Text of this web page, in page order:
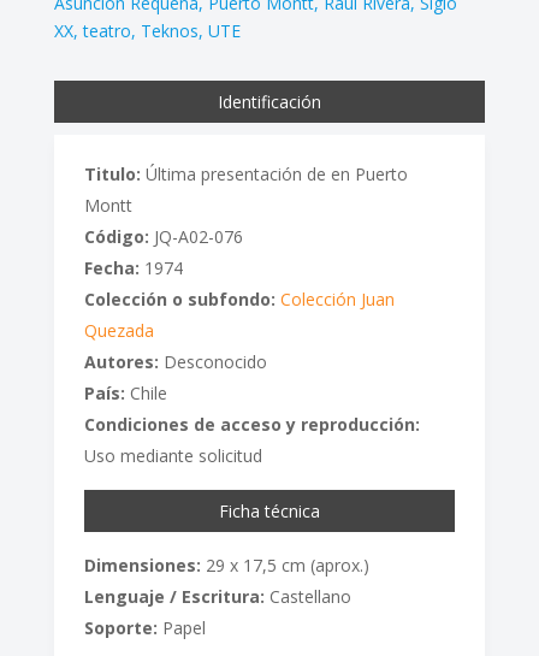
XX teatro Teknos UTE
Identificación
Titulo: Última presentación de en Puerto
Montt
Código: JQ-A02-076
Fecha: 1974
Colección o subfondo: Colección Juan
Quezada
Autores: Desconocido
País: Chile
Condiciones de acceso y reproducción:
Uso mediante solicitud
Ficha técnica
Dimensiones: 29 x 17,5 cm (aprox.)
Lenguaje / Escritura: Castellano
Soporte: Papel